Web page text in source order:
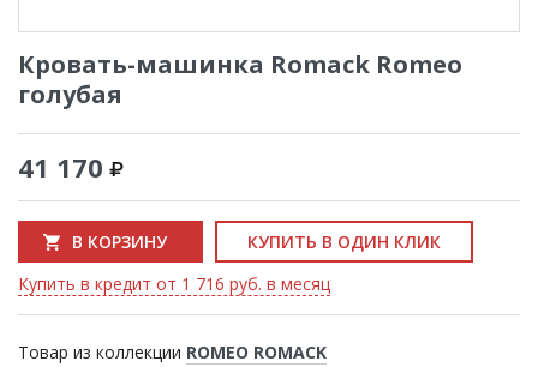
Кровать-машинка Romack Romeo
голубая
41 170
В КОРЗИНУ
КУПИТЬ В ОДИН КЛИК
Купить в кредит от 1 716 руб. в месяц
Товар из коллекции ROMEO ROMACK